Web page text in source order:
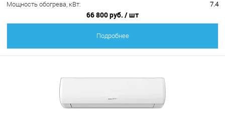
Мощность обогрева, кВт:
7.4
66 800 руб. / шт
Подробнее